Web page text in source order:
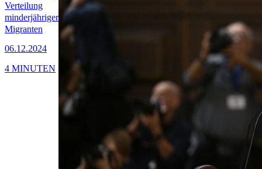
Verteilung
minderjähriger
Migranten
06.12.2024
4 MINUTEN